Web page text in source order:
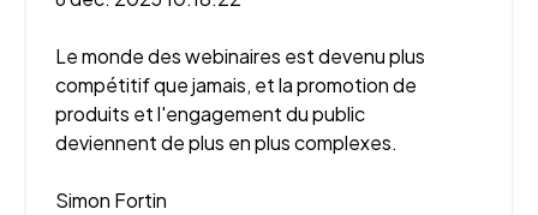
Le monde des webinaires est devenu plus
compétitif que jamais, et la promotion de
produits et l'engagement du public
deviennent de plus en plus complexes.
Simon Fortin